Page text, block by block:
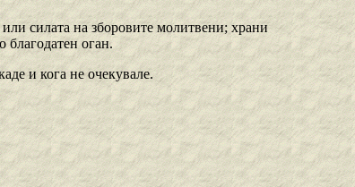
силата на зборовите молитвени; храни
благодатен оган.
и кога не очекувале.